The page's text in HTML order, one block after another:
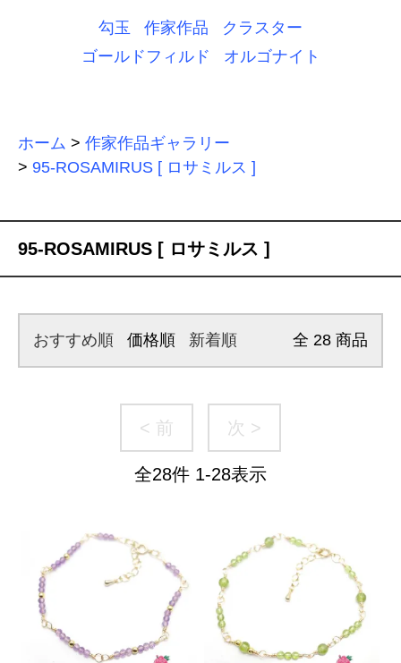
勾玉 作家作品
クラスター
ゴールドフィルド
オルゴナイト
ホーム > 作家作品ギャラリー
> 95-ROSAMIRUS [ ロサミルス ]
95-ROSAMIRUS [ ロサミルス ]
おすすめ順 価格順 新着順 全 28 商品
< 前 次 >
全28件 1-28表示